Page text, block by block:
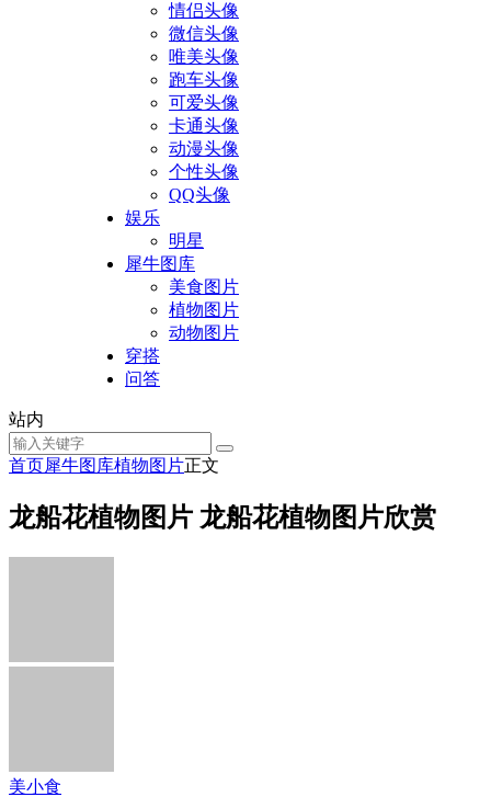
情侣头像
微信头像
唯美头像
跑车头像
可爱头像
卡通头像
动漫头像
个性头像
QQ头像
娱乐
明星
犀牛图库
美食图片
植物图片
动物图片
穿搭
问答
站内
首页犀牛图库植物图片正文
龙船花植物图片 龙船花植物图片欣赏
美小食